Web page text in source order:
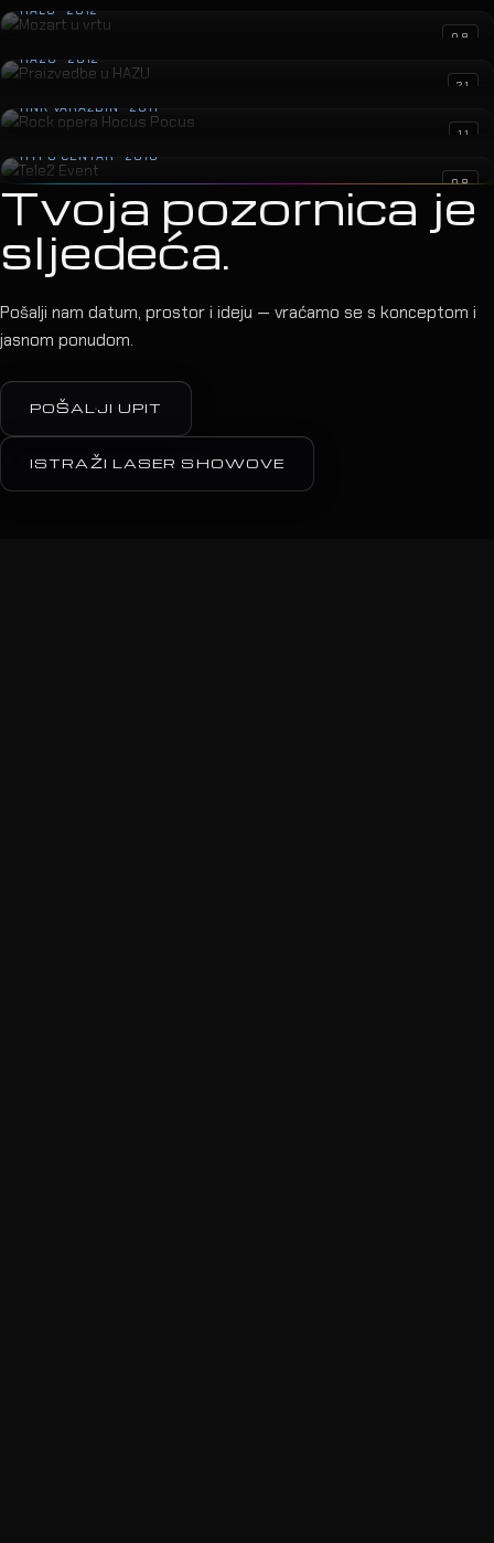
HALU · 2012
08
Praizvedbe u HAZU
HAZU · 2012
21
Rock opera Hocus Pocus
HNK VARAŽDIN · 2011
11
Tele2 Event
HYPO CENTAR · 2010
08
Tvoja pozornica je
sljedeća.
Pošalji nam datum, prostor i ideju — vraćamo se s konceptom i
jasnom ponudom.
POŠALJI UPIT
ISTRAŽI LASER SHOWOVE